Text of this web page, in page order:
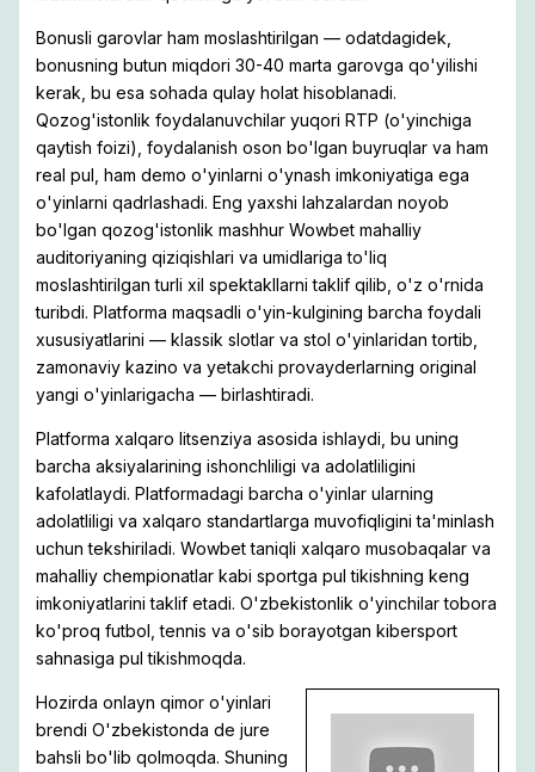
Bonusli garovlar ham moslashtirilgan — odatdagidek,
bonusning butun miqdori 30-40 marta garovga qo'yilishi
kerak, bu esa sohada qulay holat hisoblanadi.
Qozog'istonlik foydalanuvchilar yuqori RTP (o'yinchiga
qaytish foizi), foydalanish oson bo'lgan buyruqlar va ham
real pul, ham demo o'yinlarni o'ynash imkoniyatiga ega
o'yinlarni qadrlashadi. Eng yaxshi lahzalardan noyob
bo'lgan qozog'istonlik mashhur Wowbet mahalliy
auditoriyaning qiziqishlari va umidlariga to'liq
moslashtirilgan turli xil spektakllarni taklif qilib, o'z o'rnida
turibdi. Platforma maqsadli o'yin-kulgining barcha foydali
xususiyatlarini — klassik slotlar va stol o'yinlaridan tortib,
zamonaviy kazino va yetakchi provayderlarning original
yangi o'yinlarigacha — birlashtiradi.
Platforma xalqaro litsenziya asosida ishlaydi, bu uning
barcha aksiyalarining ishonchliligi va adolatliligini
kafolatlaydi. Platformadagi barcha o'yinlar ularning
adolatliligi va xalqaro standartlarga muvofiqligini ta'minlash
uchun tekshiriladi. Wowbet taniqli xalqaro musobaqalar va
mahalliy chempionatlar kabi sportga pul tikishning keng
imkoniyatlarini taklif etadi. O'zbekistonlik o'yinchilar tobora
ko'proq futbol, ​​tennis va o'sib borayotgan kibersport
sahnasiga pul tikishmoqda.
Hozirda onlayn qimor o'yinlari
brendi O'zbekistonda de jure
bahsli bo'lib qolmoqda. Shuning